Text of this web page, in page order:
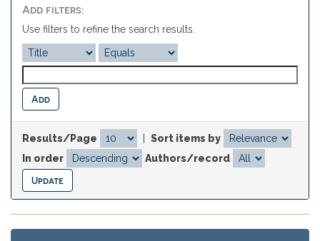
Add filters:
Use filters to refine the search results.
Results/Page
Sort items by
In order
Authors/record